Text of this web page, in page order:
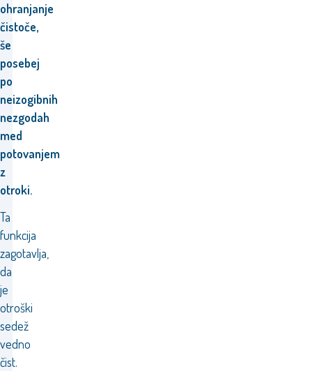
ohranjanje
čistoče,
še
posebej
po
neizogibnih
nezgodah
med
potovanjem
z
otroki.
Ta
funkcija
zagotavlja,
da
je
otroški
sedež
vedno
čist.